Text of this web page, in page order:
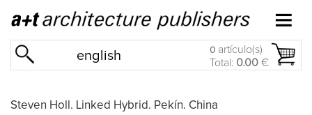
english 0 artículo(s)
Total: 0.00 €
Steven Holl. Linked Hybrid. Pekín. China